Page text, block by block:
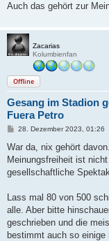
Auch das gehört zur
Zacarias
Kolumbienfan
Offline
Gesang im Stadion
Fuera Petro
B
i
r
a
28. Dezember 2023, 01:26
War da, nix gehört
Meinungsfreiheit ist
gesellschaftliche
Lass mal 80 von 500
alle. Aber bitte
geschrieben und die
bestimmt auch so einige